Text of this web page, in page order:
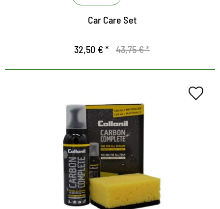
Car Care Set
32,50 € * 43,75 € *
Nettoyage tout-en-un
Le moyen rapide de nettoyer, des chaussures
protégées et bien entretenues
Mousse très efficace pour des soins approfondis de
tous les matériaux